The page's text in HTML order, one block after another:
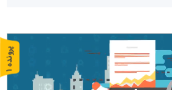
پ
ر
و
ن
د
ه
1